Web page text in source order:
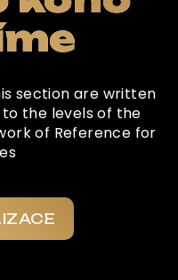
section are written
the levels of the
of Reference for